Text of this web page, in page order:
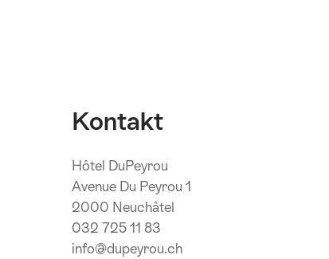
Kontakt
Hôtel DuPeyrou
Avenue Du Peyrou 1
2000 Neuchâtel
032 725 11 83
info@dupeyrou.ch